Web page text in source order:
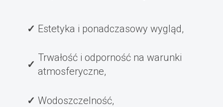
Estetyka i ponadczasowy wygląd,
Trwałość i odporność na warunki
atmosferyczne,
Wodoszczelność,